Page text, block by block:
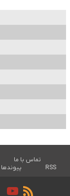
تماس با ما
RSS
پیوندها